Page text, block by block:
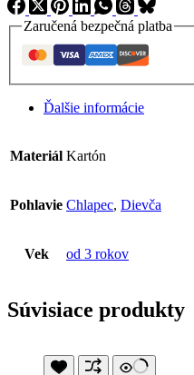
Zaručená bezpečná platba
Ďalšie informácie
Materiál Kartón
Pohlavie Chlapec, Dievča
Vek od 3 rokov
Súvisiace produkty